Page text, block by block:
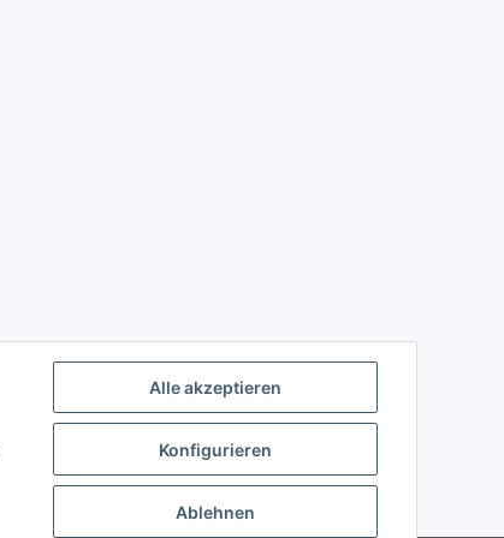
Alle akzeptieren
Konfigurieren
Ablehnen